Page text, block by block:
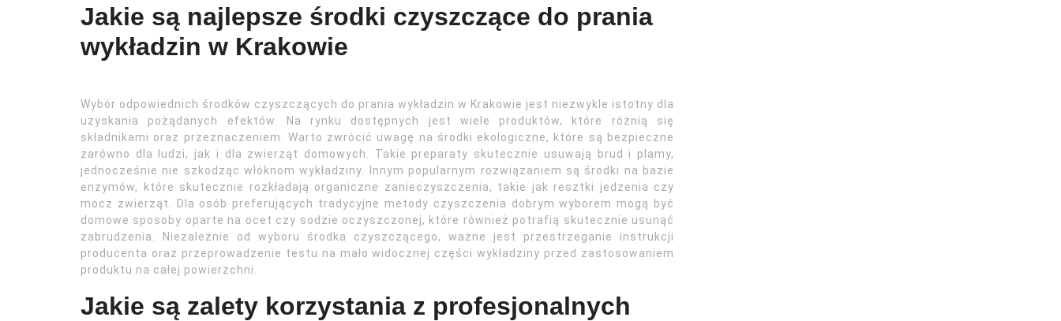
Jakie są najlepsze środki czyszczące do prania
wykładzin w Krakowie
Wybór odpowiednich środków czyszczących do prania wykładzin w Krakowie jest niezwykle istotny dla
uzyskania pożądanych efektów. Na rynku dostępnych jest wiele produktów, które różnią się
składnikami oraz przeznaczeniem. Warto zwrócić uwagę na środki ekologiczne, które są bezpieczne
zarówno dla ludzi, jak i dla zwierząt domowych. Takie preparaty skutecznie usuwają brud i plamy,
jednocześnie nie szkodząc włóknom wykładziny. Innym popularnym rozwiązaniem są środki na bazie
enzymów, które skutecznie rozkładają organiczne zanieczyszczenia, takie jak resztki jedzenia czy
mocz zwierząt. Dla osób preferujących tradycyjne metody czyszczenia dobrym wyborem mogą być
domowe sposoby oparte na ocet czy sodzie oczyszczonej, które również potrafią skutecznie usunąć
zabrudzenia. Niezależnie od wyboru środka czyszczącego, ważne jest przestrzeganie instrukcji
producenta oraz przeprowadzenie testu na mało widocznej części wykładziny przed zastosowaniem
produktu na całej powierzchni.
Jakie są zalety korzystania z profesjonalnych